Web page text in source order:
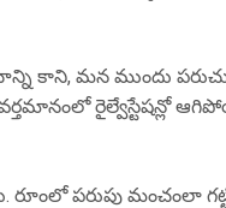
కాని, మన ముందు
వర్తమానంలో రైల్వేస్టేషన్లో
పరుపు మంచంలా